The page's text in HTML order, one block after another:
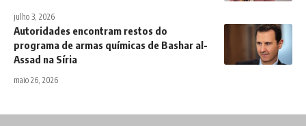
julho 3, 2026
Autoridades encontram restos do
programa de armas químicas de Bashar al-
Assad na Síria
maio 26, 2026